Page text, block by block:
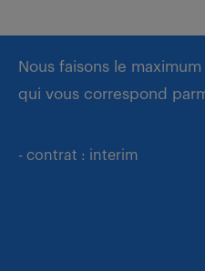
Nous faisons le
qui vous correspond
- contrat : interim